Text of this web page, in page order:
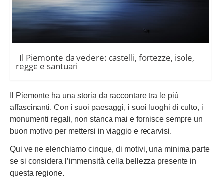
Il Piemonte da vedere: castelli, fortezze, isole,
regge e santuari
Il Piemonte ha una storia da raccontare tra le più
affascinanti. Con i suoi paesaggi, i suoi luoghi di culto, i
monumenti regali, non stanca mai e fornisce sempre un
buon motivo per mettersi in viaggio e recarvisi.
Qui ve ne elenchiamo cinque, di motivi, una minima parte
se si considera l’immensità della bellezza presente in
questa regione.